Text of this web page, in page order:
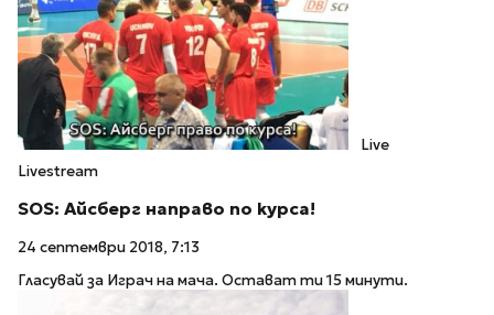
Live
Livestream
SOS: Айсберг направо по курса!
24 септември 2018, 7:13
Гласувай за Играч на мача. Остават ти 15 минути.